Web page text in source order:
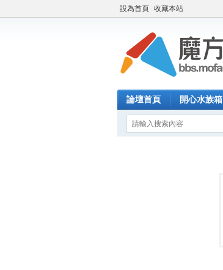
設為首頁 收藏本站
論壇首頁 開心水族箱